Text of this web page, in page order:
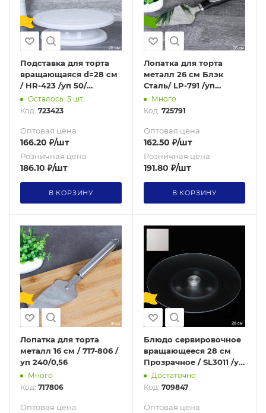
Подставка для торта
вращающаяся d=28 см
/ HR-423 /уп 50/
Белая/OPP/ 0,295
Осталось: 5 шт.
Код: 723423
Оптовая цена
166.20 ₽/шт
Розничная цена
186.10 ₽/шт
В КОРЗИНУ
Лопатка для торта
металл 26 см Блэк
Сталь/ LP-791 /уп
300/0,093
Много
Код: 725791
Оптовая цена
162.50 ₽/шт
Розничная цена
191.80 ₽/шт
В КОРЗИНУ
Лопатка для торта
металл 16 см / 717-806 /
уп 240/0,56
Много
Код: 717806
Оптовая цена
Блюдо сервировочное
вращающееся 28 см
Прозрачное / SL3011 /уп
12/Достаточно
Код: 709847
Оптовая цена